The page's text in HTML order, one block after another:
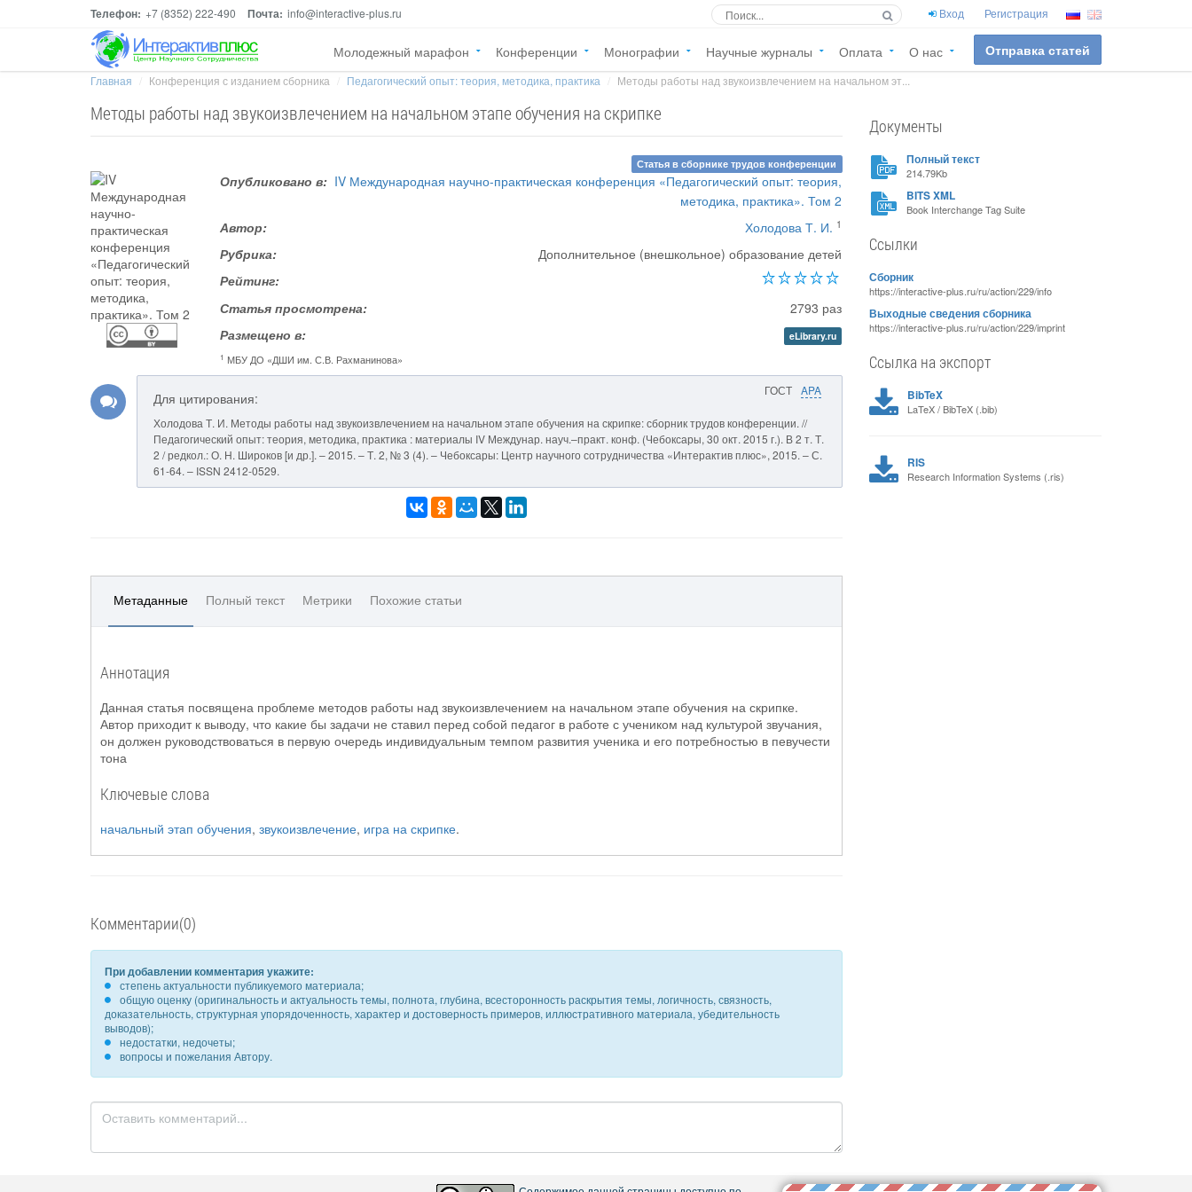
Телефон: +7 (8352) 222-490 Почта: info@interactive-plus.ru Вход Регистрация
Молодежный марафон Конференции Монографии Научные журналы Оплата О нас Отправка статей
Главная Конференция с изданием сборника Педагогический опыт: теория, методика, практика Методы работы над звукоизвлечением на начальном эт...
Методы работы над звукоизвлечением на начальном этапе обучения на скрипке
Статья в сборнике трудов конференции
Опубликовано в: IV Международная научно-практическая конференция «Педагогический опыт: теория,
методика, практика». Том 2
Автор:
Холодова Т. И. 1
Рубрика:
Дополнительное (внешкольное) образование детей
Рейтинг:
Статья просмотрена:
2793 раз
Размещено в:
eLibrary.ru
1 МБУ ДО «ДШИ им. С.В. Рахманинова»
ГОСТ APA
Для цитирования:
Холодова Т. И. Методы работы над звукоизвлечением на начальном этапе обучения на скрипке: сборник трудов конференции. //
Педагогический опыт: теория, методика, практика : материалы IV Междунар. науч.–практ. конф. (Чебоксары, 30 окт. 2015 г.). В 2 т. Т.
2 / редкол.: О. Н. Широков [и др.]. – 2015. – Т. 2, № 3 (4). – Чебоксары: Центр научного сотрудничества «Интерактив плюс», 2015. – С.
61-64. – ISSN 2412-0529.
Метаданные Полный текст Метрики Похожие статьи
Аннотация
Данная статья посвящена проблеме методов работы над звукоизвлечением на начальном этапе обучения на скрипке.
Автор приходит к выводу, что какие бы задачи не ставил перед собой педагог в работе с учеником над культурой звучания,
он должен руководствоваться в первую очередь индивидуальным темпом развития ученика и его потребностью в певучести
тона
Ключевые слова
начальный этап обучения, звукоизвлечение, игра на скрипке.
Комментарии(0)
При добавлении комментария укажите:
степень актуальности публикуемого материала;
общую оценку (оригинальность и актуальность темы, полнота, глубина, всесторонность раскрытия темы, логичность, связность,
доказательность, структурная упорядоченность, характер и достоверность примеров, иллюстративного материала, убедительность
выводов);
недостатки, недочеты;
вопросы и пожелания Автору.
Документы
Полный текст
214.79Kb
BITS XML
Book Interchange Tag Suite
Ссылки
Сборник
https://interactive-plus.ru/ru/action/229/info
Выходные сведения сборника
https://interactive-plus.ru/ru/action/229/imprint
Ссылка на экспорт
BibTeX
LaTeX / BibTeX (.bib)
RIS
Research Information Systems (.ris)